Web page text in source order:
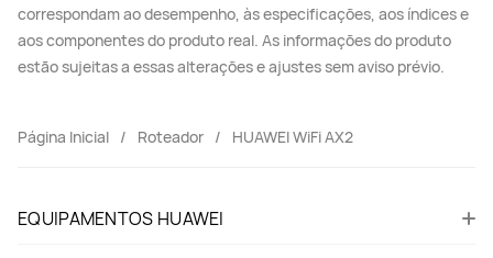
correspondam ao desempenho, às especificações, aos índices e
aos componentes do produto real. As informações do produto
estão sujeitas a essas alterações e ajustes sem aviso prévio.
Página Inicial Roteador HUAWEI WiFi AX2
EQUIPAMENTOS HUAWEI